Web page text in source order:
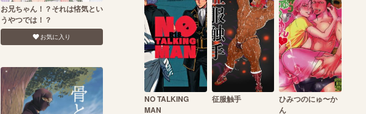
お兄ちゃん！？それは悋気とい
うやつでは！？
お気に入り
NO TALKING
MAN
征服触手
ひみつのにゅ〜か
ん